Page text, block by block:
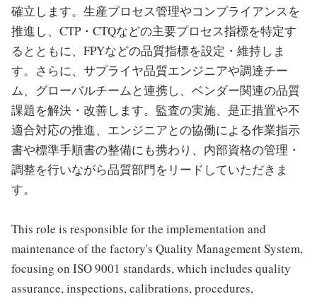
確立します。生産プロセス管理やコンプライアンスを
推進し、CTP・CTQなどの主要プロセス指標を特定す
るとともに、FPYなどの品質指標を設定・維持しま
す。さらに、サプライヤ品質エンジニアや調達チー
ム、グローバルチームと連携し、ベンダー関連の品質
課題を解決・改善します。監査の実施、是正措置や不
適合対応の推進、エンジニアとの協働による作業指示
書や標準手順書の整備にも携わり、内部資格の管理・
調整を行いながら品質部門をリードしていただきま
す。
This role is responsible for the implementation and
maintenance of the factory's Quality Management System,
focusing on ISO 9001 standards, which includes quality
assurance, inspections, calibrations, procedures,